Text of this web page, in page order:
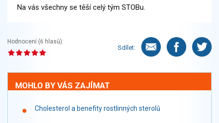
Na vás všechny se těší celý tým STOBu.
Hodnocení (6 hlasů):
Sdílet:
MOHLO BY VÁS ZAJÍMAT
Cholesterol a benefity rostlinných sterolů